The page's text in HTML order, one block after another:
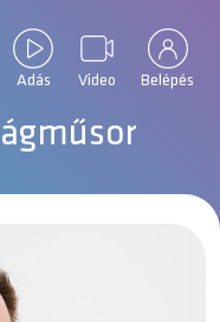
Adás Video Belépés